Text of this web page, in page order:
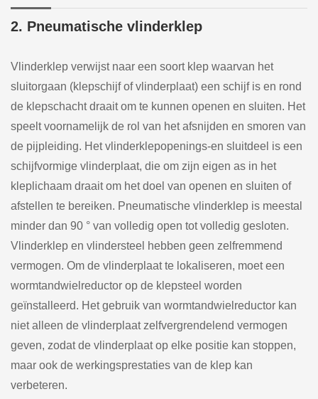
2. Pneumatische vlinderklep
Vlinderklep verwijst naar een soort klep waarvan het
sluitorgaan (klepschijf of vlinderplaat) een schijf is en rond
de klepschacht draait om te kunnen openen en sluiten. Het
speelt voornamelijk de rol van het afsnijden en smoren van
de pijpleiding. Het vlinderklepopenings-en sluitdeel is een
schijfvormige vlinderplaat, die om zijn eigen as in het
kleplichaam draait om het doel van openen en sluiten of
afstellen te bereiken. Pneumatische vlinderklep is meestal
minder dan 90 ° van volledig open tot volledig gesloten.
Vlinderklep en vlindersteel hebben geen zelfremmend
vermogen. Om de vlinderplaat te lokaliseren, moet een
wormtandwielreductor op de klepsteel worden
geïnstalleerd. Het gebruik van wormtandwielreductor kan
niet alleen de vlinderplaat zelfvergrendelend vermogen
geven, zodat de vlinderplaat op elke positie kan stoppen,
maar ook de werkingsprestaties van de klep kan
verbeteren.